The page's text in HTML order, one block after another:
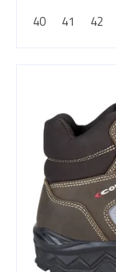
hvězdiček.
40
41 42